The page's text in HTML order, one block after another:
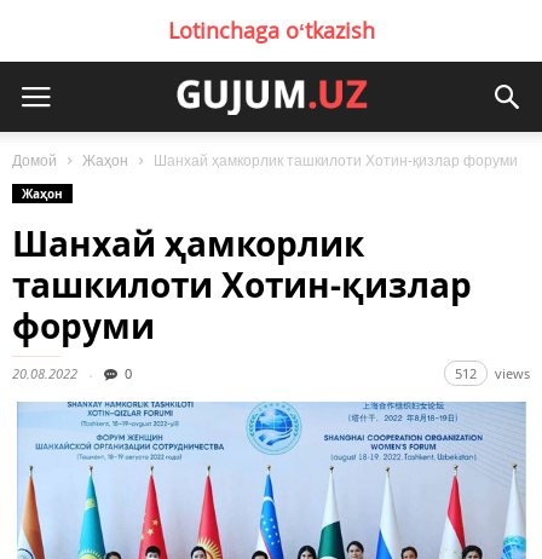
Lotinchaga oʻtkazish
Домой Жаҳон
Шанхай ҳамкорлик ташкилоти Хотин-қизлар форуми
Жаҳон
Шанхай ҳамкорлик
ташкилоти Хотин-қизлар
форуми
20.08.2022 0 512 views